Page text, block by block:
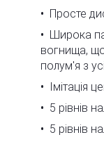
Просте
Широка
вогнища,
полум'я з
Імітація
5 рівнів
5 рівнів